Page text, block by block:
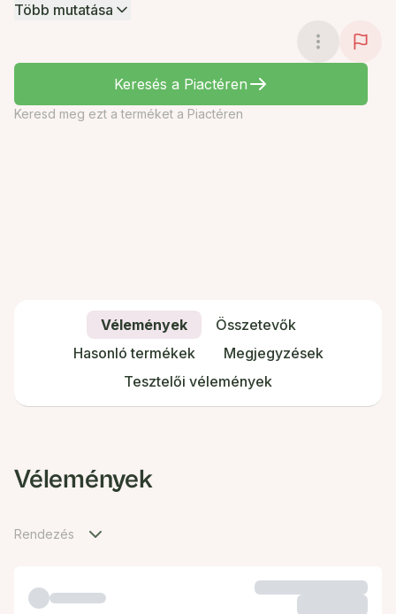
Több mutatása
Keresés a Piactéren
Keresd meg ezt a terméket a Piactéren
Vélemények
Összetevők
Hasonló termékek
Megjegyzések
Tesztelői vélemények
Vélemények
Rendezés